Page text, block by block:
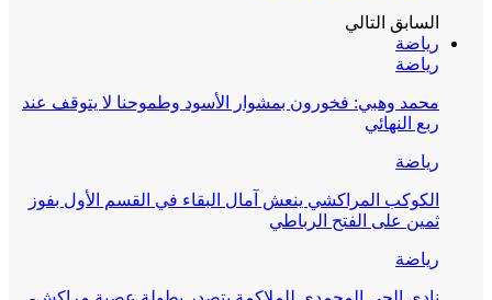
السابق التالي
رياضة
رياضة
محمد وهبي: فخورون بمشوار الأسود وطموحنا لا يتوقف عند
ربع النهائي
رياضة
الكوكب المراكشي ينعش آمال البقاء في القسم الأول بفوز
ثمين على الفتح الرباطي
رياضة